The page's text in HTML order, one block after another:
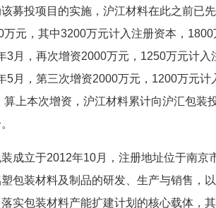
募投项目的实施，沪江材料在此之前已
万元，其中3200万元计入注册资本，
3月，再次增资2000万元，1250万元计
5月，第三次增资2000万元，1200万元
算上本次增资，沪江材料累计向沪汇包装
成立于2012年10月，注册地址位于南
包装材料及制品的研发、生产与销售，
实包装材料产能扩建计划的核心载体，